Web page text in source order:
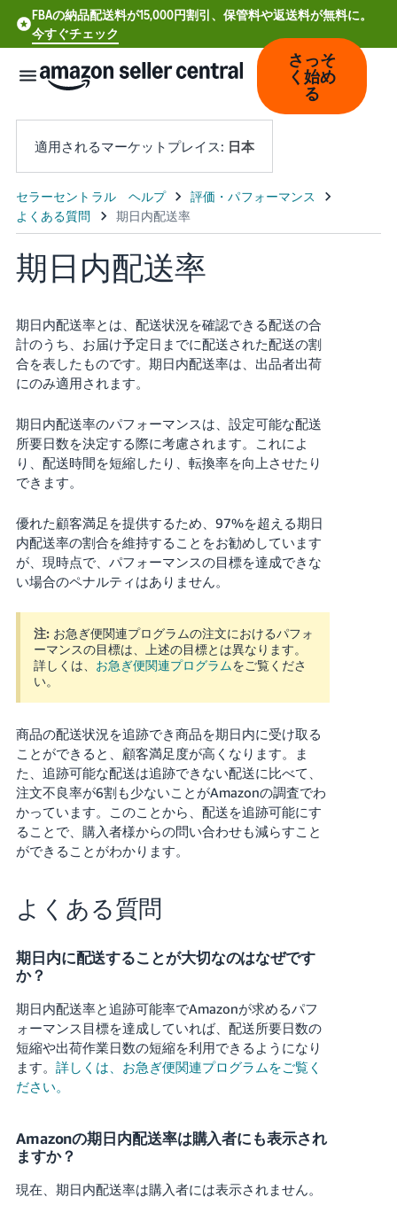
FBAの納品配送料が15,000円割引、保管料や返送料が無料に。
今すぐチェック
日
本
中
文
-
CN
Deutsch
- DE
Español
- ES
Français
- FR
Italiano
- IT
한
국
KR
日
本
語
-
JP
English
- JP
ロ
グ
ン
さ
っ
そ
く
始
め
る
さっそ
く始め
る
適用されるマーケットプレイス: 日本
期日内配送率
期日内配送率とは、配送状況を確認できる配送の合
計のうち、お届け予定日までに配送された配送の割
合を表したものです。期日内配送率は、出品者出荷
にのみ適用されます。
期日内配送率のパフォーマンスは、設定可能な配送
所要日数を決定する際に考慮されます。これによ
り、配送時間を短縮したり、転換率を向上させたり
できます。
優れた顧客満足を提供するため、97%を超える期日
内配送率の割合を維持することをお勧めしています
が、現時点で、パフォーマンスの目標を達成できな
い場合のペナルティはありません。
注: お急ぎ便関連プログラムの注文におけるパフォ
ーマンスの目標は、上述の目標とは異なります。
詳しくは、 お急ぎ便関連プログラムをご覧くださ
い。
商品の配送状況を追跡でき商品を期日内に受け取る
ことができると、顧客満足度が高くなります。ま
た、追跡可能な配送は追跡できない配送に比べて、
注文不良率が6割も少ないことがAmazonの調査でわ
かっています。このことから、配送を追跡可能にす
ることで、購入者様からの問い合わせも減らすこと
ができることがわかります。
よくある質問
期日内に配送することが大切なのはなぜです
か？
期日内配送率と追跡可能率でAmazonが求めるパフ
ォーマンス目標を達成していれば、配送所要日数の
短縮や出荷作業日数の短縮を利用できるようになり
ます。 詳しくは、お急ぎ便関連プログラムをご覧く
ださい。
Amazonの期日内配送率は購入者にも表示され
ますか？
現在、期日内配送率は購入者には表示されません。